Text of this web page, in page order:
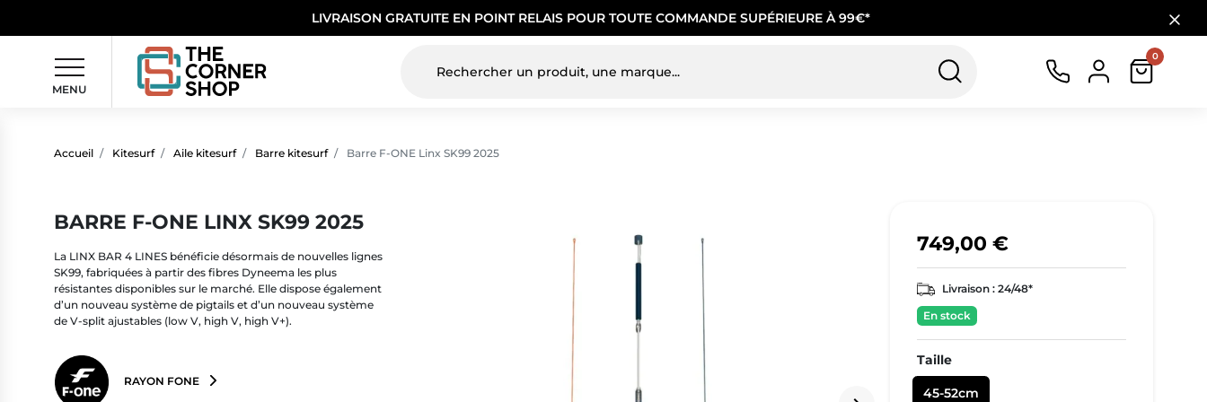
LIVRAISON GRATUITE EN POINT RELAIS POUR TOUTE COMMANDE SUPÉRIEURE À 99€*
MENU
0
Accueil Kitesurf Aile kitesurf Barre kitesurf Barre F-ONE Linx SK99 2025
BARRE F-ONE LINX SK99 2025
La LINX BAR 4 LINES bénéficie désormais de nouvelles lignes
SK99, fabriquées à partir des fibres Dyneema les plus
résistantes disponibles sur le marché. Elle dispose également
d’un nouveau système de pigtails et d’un nouveau système
de V-split ajustables (low V, high V, high V+).
RAYON FONE
749,00 €
Livraison :24/48*
En stock
Taille
45-52cm